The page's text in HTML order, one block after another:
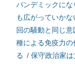
パンデミックにな
も広がっていか
回の騒動と同じ
種による免疫力
る / 保守政治家